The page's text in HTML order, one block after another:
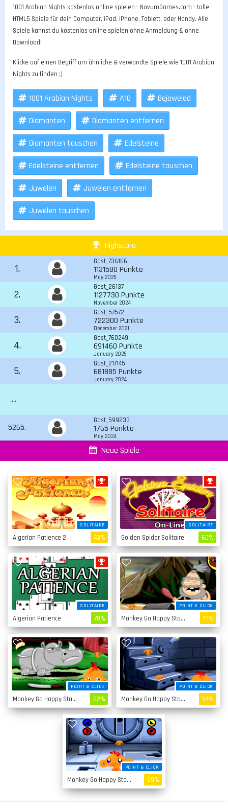
1001 Arabian Nights kostenlos online spielen - NovumGames.com - tolle
HTML5 Spiele für dein Computer, iPad, iPhone, Tablett, oder Handy. Alle
Spiele kannst du kostenlos online spielen ohne Anmeldung & ohne
Download!
Klicke auf einen Begriff um ähnliche & verwandte Spiele wie 1001 Arabian
Nights zu finden ;)
1001 Arabian Nights A10 Bejeweled
Diamanten Diamanten entfernen
Diamanten tauschen Edelsteine
Edelsteine entfernen Edelsteine tauschen
Juwelen Juwelen entfernen
Juwelen tauschen
Highscore
1.
Gast_736166
1131580 Punkte
May 2025
2.
Gast_26137
1127730 Punkte
November 2024
3.
Gast_57572
722300 Punkte
December 2021
4.
Gast_760249
691460 Punkte
January 2025
5.
Gast_217145
681885 Punkte
January 2024
....
5265.
Gast_599233
1765 Punkte
May 2024
Neue Spiele
SOLITAIRE
Algerian Patience 2 43%
SOLITAIRE
Golden Spider Solitaire 60%
SOLITAIRE
Algerian Patience 70%
POINT & CLICK
Monkey Go Happy Stage 4 51%
POINT & CLICK
Monkey Go Happy Stage 3 62%
POINT & CLICK
Monkey Go Happy Stage 2 54%
POINT & CLICK
Monkey Go Happy Stage 1 59%